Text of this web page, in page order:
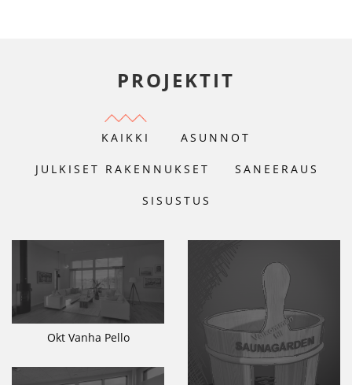
PROJEKTIT
KAIKKI ASUNNOT
JULKISET RAKENNUKSET SANEERAUS
SISUSTUS
Okt Vanha Pello